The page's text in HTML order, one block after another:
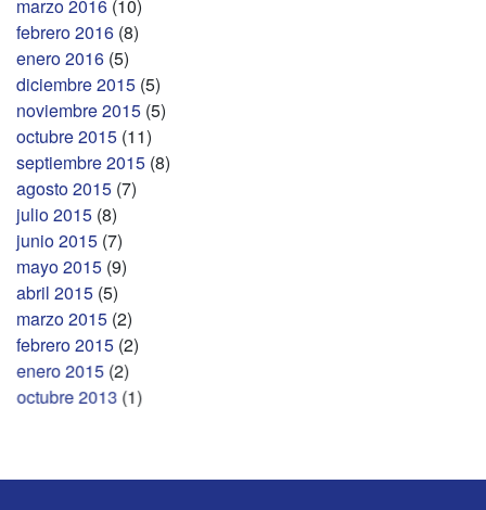
marzo 2016 (10)
febrero 2016 (8)
enero 2016 (5)
diciembre 2015 (5)
noviembre 2015 (5)
octubre 2015 (11)
septiembre 2015 (8)
agosto 2015 (7)
julio 2015 (8)
junio 2015 (7)
mayo 2015 (9)
abril 2015 (5)
marzo 2015 (2)
febrero 2015 (2)
enero 2015 (2)
octubre 2013 (1)